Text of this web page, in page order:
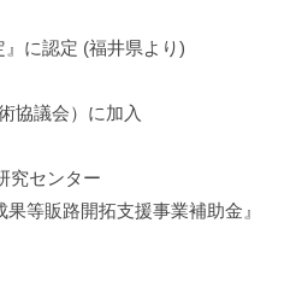
に認定 (福井県より)
協議会）に加入
究センター
販路開拓支援事業補助金』